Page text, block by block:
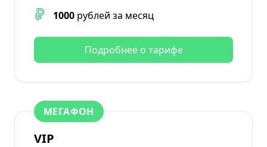
1000 рублей за месяц
Подробнее о тарифе
МЕГАФОН
VIP